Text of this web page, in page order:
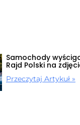
Samochody
Rajd Polski na
Przeczytaj Artykuł »